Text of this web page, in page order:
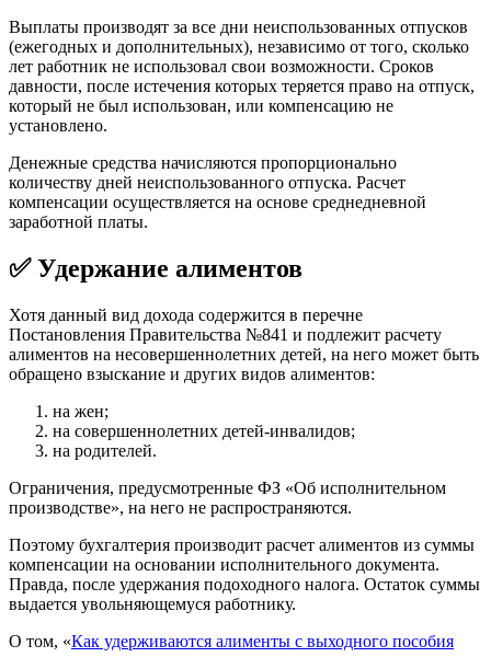
Выплаты производят за все дни неиспользованных отпусков
(ежегодных и дополнительных), независимо от того, сколько
лет работник не использовал свои возможности. Сроков
давности, после истечения которых теряется право на отпуск,
который не был использован, или компенсацию не
установлено.
Денежные средства начисляются пропорционально
количеству дней неиспользованного отпуска. Расчет
компенсации осуществляется на основе среднедневной
заработной платы.
✅ Удержание алиментов
Хотя данный вид дохода содержится в перечне
Постановления Правительства №841 и подлежит расчету
алиментов на несовершеннолетних детей, на него может быть
обращено взыскание и других видов алиментов:
на жен;
на совершеннолетних детей-инвалидов;
на родителей.
Ограничения, предусмотренные ФЗ «Об исполнительном
производстве», на него не распространяются.
Поэтому бухгалтерия производит расчет алиментов из суммы
компенсации на основании исполнительного документа.
Правда, после удержания подоходного налога. Остаток суммы
выдается увольняющемуся работнику.
О том, «Как удерживаются алименты с выходного пособия